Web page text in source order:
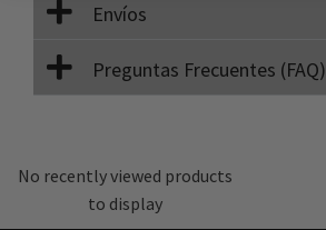
Envíos
Preguntas Frecuentes (FAQ)
No recently viewed products
to display